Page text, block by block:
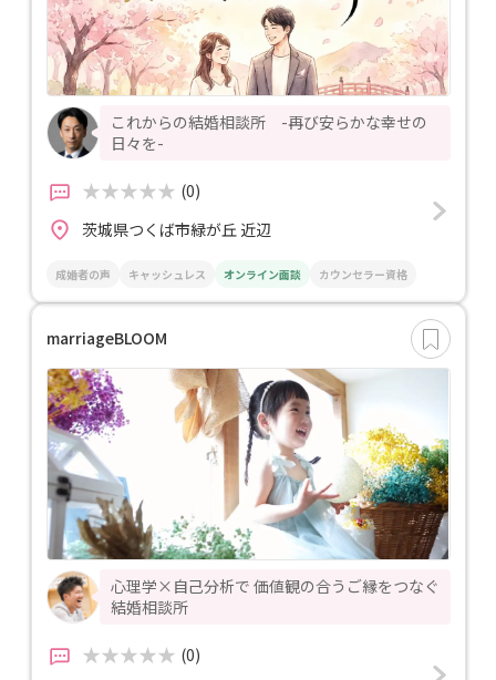
これからの結婚相談所 -再び安らかな幸せの
日々を-
(0)
茨城県つくば市緑が丘 近辺
成婚者の声 キャッシュレス オンライン面談 カウンセラー資格
marriageBLOOM
心理学×自己分析で 価値観の合うご縁をつなぐ
結婚相談所
(0)